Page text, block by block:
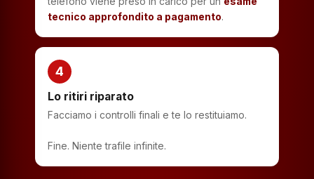
tecnico approfondito a pagamento.
4
Lo ritiri riparato
Facciamo i controlli finali e te lo restituiamo.
Fine. Niente trafile infinite.